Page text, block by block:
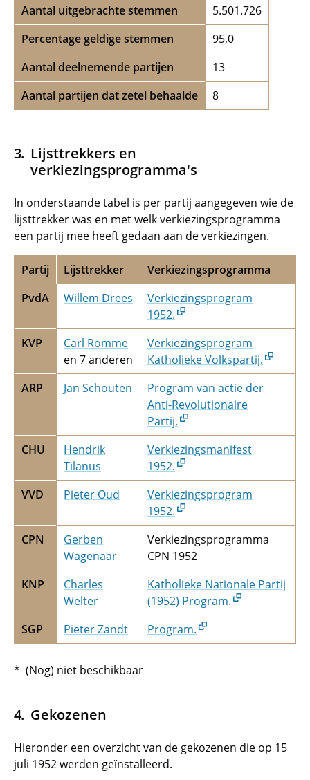
Aantal uitgebrachte stemmen
5.501.726
Percentage geldige stemmen
95,0
Aantal deelnemende partijen
13
Aantal partijen dat zetel behaalde
8
Lijsttrekkers en
verkiezingsprogramma's
In onderstaande tabel is per partij aangegeven wie de
lijsttrekker was en met welk verkiezingsprogramma
een partij mee heeft gedaan aan de verkiezingen.
Partij Lijsttrekker
Verkiezingsprogramma
PvdA
Willem Drees
Verkiezingsprogram
1952.
KVP
Carl Romme
en 7 anderen
Verkiezingsprogram
Katholieke Volkspartij.
ARP
Jan Schouten
Program van actie der
Anti-Revolutionaire
Partij.
CHU
Hendrik
Tilanus
Verkiezingsmanifest
1952.
VVD
Pieter Oud
Verkiezingsprogram
1952.
CPN
Gerben
Wagenaar
Verkiezingsprogramma
CPN 1952
KNP
Charles
Welter
Katholieke Nationale Partij
(1952) Program.
SGP
Pieter Zandt Program.
* (Nog) niet beschikbaar
Gekozenen
Hieronder een overzicht van de gekozenen die op 15
juli 1952 werden geïnstalleerd.